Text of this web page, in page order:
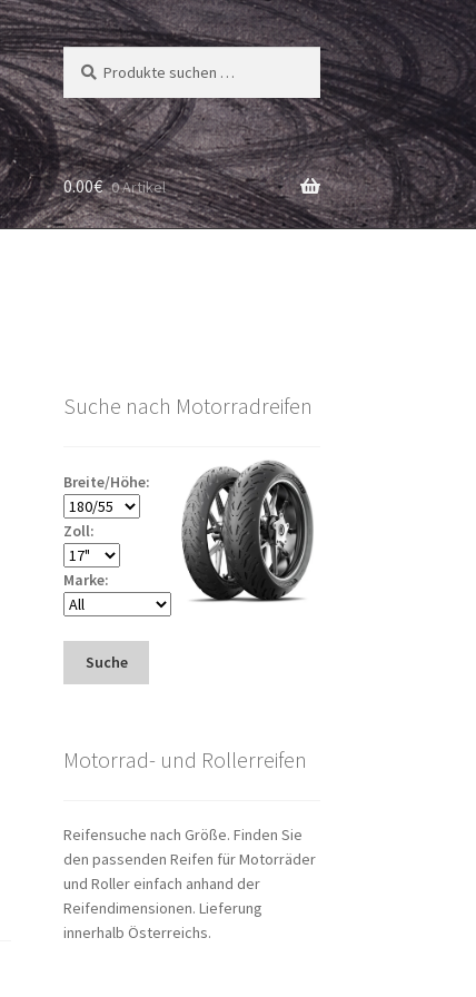
Suchen
nach:
Suchen
0.00€ 0 Artikel
Suche nach Motorradreifen
Breite/Höhe:
Zoll:
Marke:
Suche
Motorrad- und Rollerreifen
Reifensuche nach Größe. Finden Sie
den passenden Reifen für Motorräder
und Roller einfach anhand der
Reifendimensionen. Lieferung
innerhalb Österreichs.